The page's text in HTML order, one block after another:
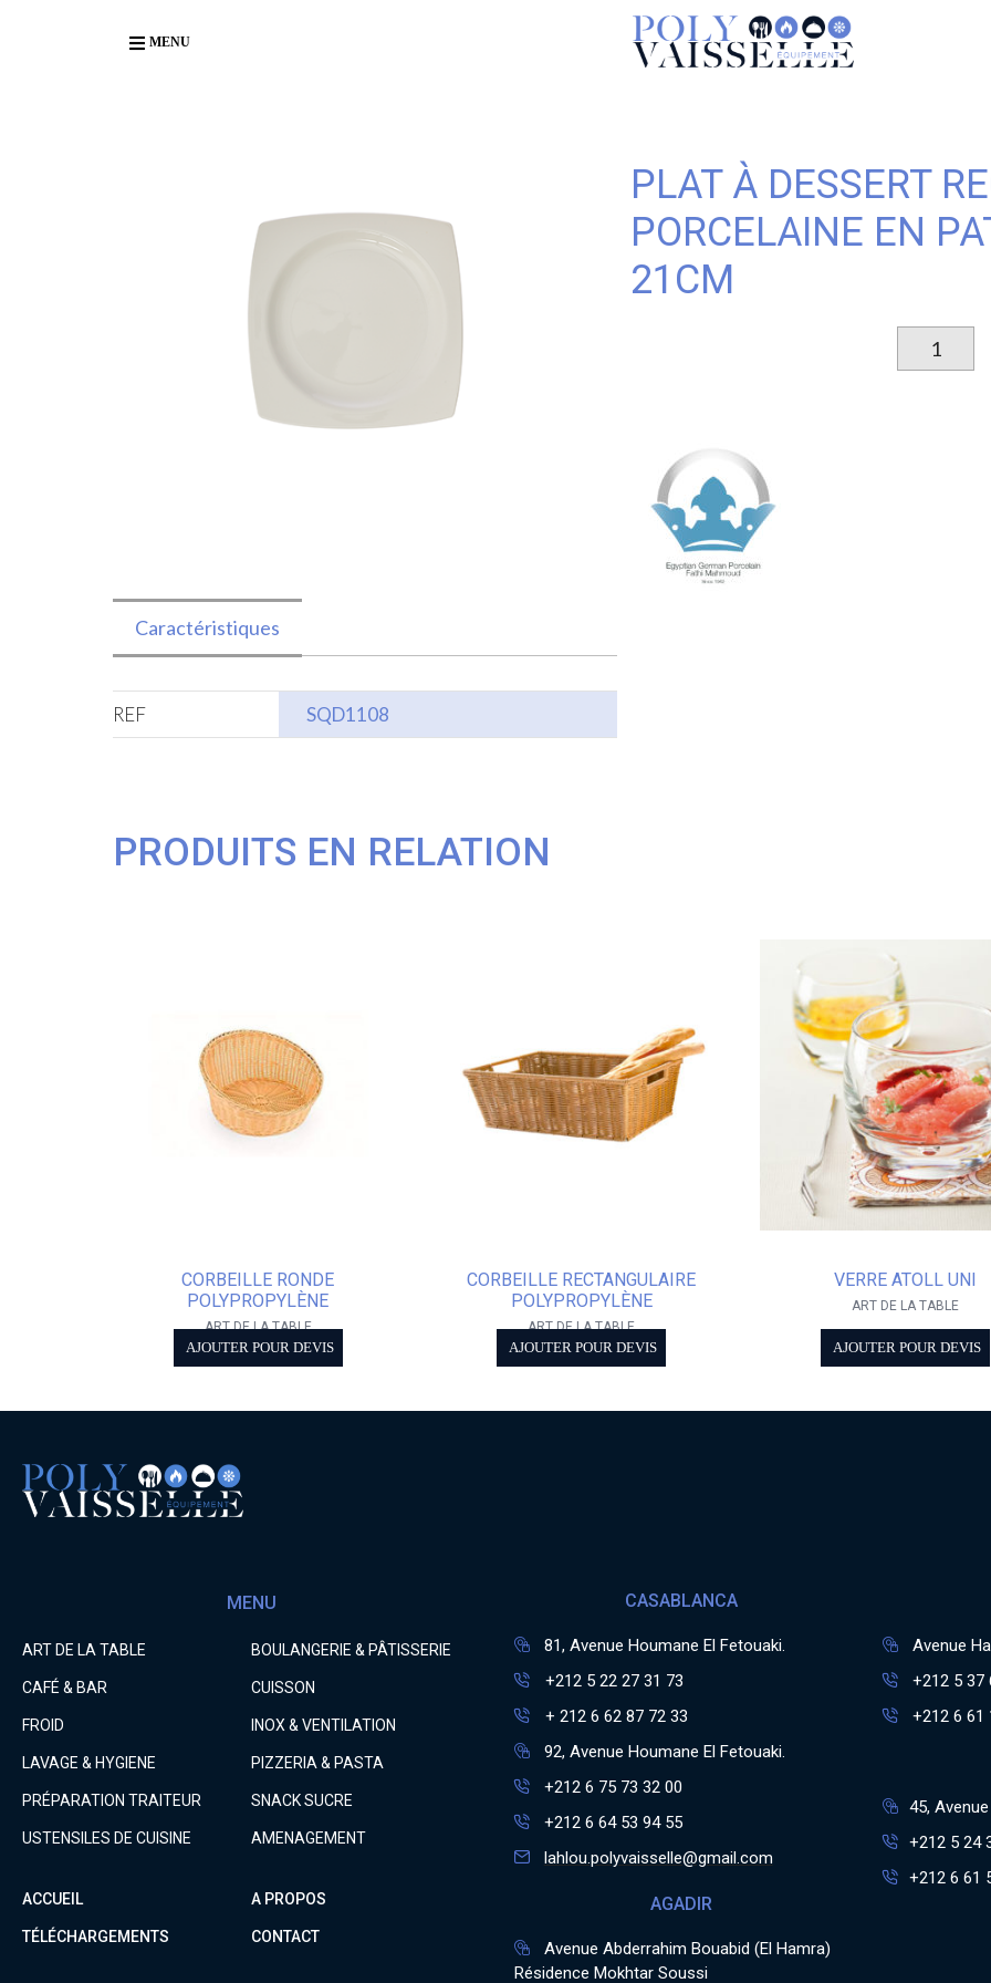
MENU
PLAT À DESSERT
PORCELAINE EN
21CM
Caractéristiques
REF SQD1108
PRODUITS EN RELATION
CORBEILLE RONDE
POLYPROPYLÈNE
ART DE LA TABLE
AJOUTER POUR DEVIS
CORBEILLE RECTANGULAIRE
POLYPROPYLÈNE
ART DE LA TABLE
AJOUTER POUR DEVIS
VERRE ATOLL UNI
ART DE LA TABLE
AJOUTER POUR DEVIS
MENU
ART DE LA TABLE BOULANGERIE & PÂTISSERIE
CAFÉ & BAR CUISSON
FROID INOX & VENTILATION
LAVAGE & HYGIENE PIZZERIA & PASTA
PRÉPARATION TRAITEUR SNACK SUCRE
USTENSILES DE CUISINE AMENAGEMENT
ACCUEIL A PROPOS
TÉLÉCHARGEMENTS CONTACT
CASABLANCA
81, Avenue Houmane El Fetouaki.
+212 5 22 27 31 73
+ 212 6 62 87 72 33
92, Avenue Houmane El Fetouaki.
+212 6 75 73 32 00
+212 6 64 53 94 55
lahlou.polyvaisselle@gmail.com
AGADIR
Avenue Abderrahim Bouabid (El Hamra)
Résidence Mokhtar Soussi
Avenue
+212 5 37
+212 6 61
45,
+212 5 24
+212 6 61